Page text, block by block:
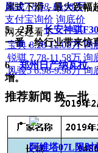
崖式下滑，最大跌幅
5、2月，长安神骐F30
一番，给行业带来惊
6、郑州日产纳瓦拉、
增。
风骏7 8.58-10.98万
支付宝询价 询底价
网友还看了
宝典 8.28-12.08万 询
锐骐 7.78-11.58万 询
风骏5 6.98-9.98万 询
推荐新闻 换一批
阿维塔07L限时